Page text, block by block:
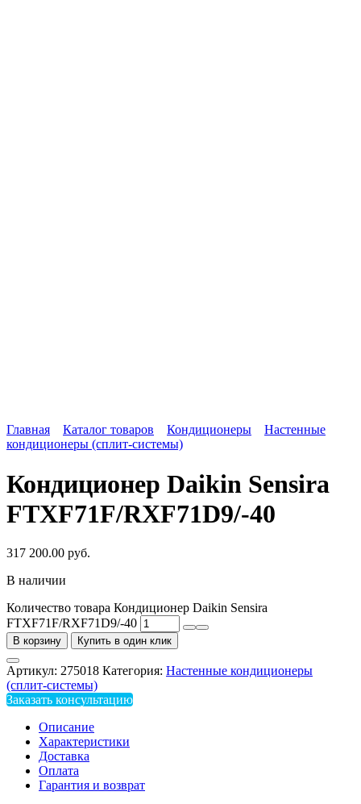
Главная Каталог товаров Кондиционеры
Настенные
кондиционеры (сплит-системы)
Кондиционер Daikin Sensira
FTXF71F/RXF71D9/-40
317 200.00 руб.
В наличии
Количество товара Кондиционер Daikin Sensira
FTXF71F/RXF71D9/-40
В корзину Купить в один клик
Артикул: 275018 Категория: Настенные кондиционеры
(сплит-системы)
Заказать консультацию
Описание
Характеристики
Доставка
Оплата
Гарантия и возврат